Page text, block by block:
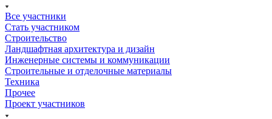
Все участники
Стать участником
Строительство
Ландшафтная архитектура и дизайн
Инженерные системы и коммуникации
Строительные и отделочные материалы
Техника
Прочее
Проект участников